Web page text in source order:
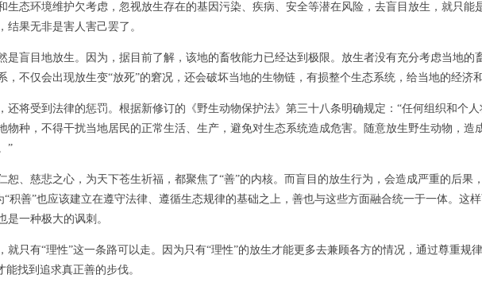
态环境维护欠考虑，忽视放生存在的基因污染、疾病、安全等潜在风险，去盲目放生，就只能
果无非是害人害己罢了。
盲目地放生。因为，据目前了解，该地的畜牧能力已经达到极限。放生者没有充分考虑当地的
不仅会出现放生变“放死”的窘况，还会破坏当地的生物链，有损整个生态系统，给当地的经济
受到法律的惩罚。根据新修订的《野生动物保护法》第三十八条明确规定：“任何组织和个人
物种，不得干扰当地居民的正常生活、生产，避免对生态系统造成危害。随意放生野生动物，造
”
慈悲之心，为天下苍生祈福，都聚焦了“善”的内核。而盲目的放生行为，会造成严重的后果
“积善”也应该建立在遵守法律、遵循生态规律的基础之上，善也与这些方面融合统一于一体。这
一种极大的讽刺。
有“理性”这一条路可以走。因为只有“理性”的放生才能更多去兼顾各方的情况，通过尊重规
找到追求真正善的步伐。